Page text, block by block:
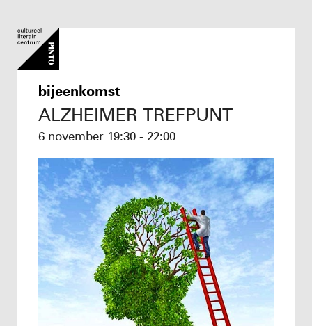
bijeenkomst
ALZHEIMER TREFPUNT
6 november 19:30 - 22:00